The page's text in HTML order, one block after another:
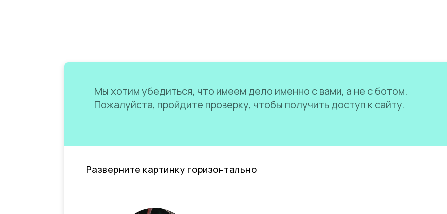
Мы хотим убедиться, что имеем дело именно с вами, а не с ботом.
Пожалуйста, пройдите проверку, чтобы получить доступ к сайту.
Разверните картинку горизонтально